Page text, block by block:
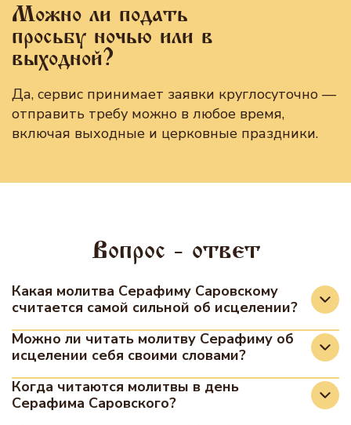
Можно ли подать
просьбу ночью или в
выходной?
Да, сервис принимает заявки круглосуточно —
отправить требу можно в любое время,
включая выходные и церковные праздники.
Вопрос - ответ
Какая молитва Серафиму Саровскому
считается самой сильной об исцелении?
Самой сильной считается искренняя и
покаянная молитва, идущая от сердца. Часто
верующие читают молитву «О пречудный отче
Серафим…», дополняя её личными
прошениями об исцелении конкретного
Можно ли читать молитву Серафиму об
исцелении себя своими словами?
Да, православная церковь допускает молитву
своими словами, если под рукой нет
Когда читаются молитвы в день
Серафима Саровского?